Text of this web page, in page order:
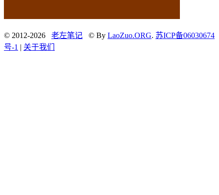
© 2012-2026 老左笔记 © By LaoZuo.ORG. 苏ICP备06030674
号-1 | 关于我们